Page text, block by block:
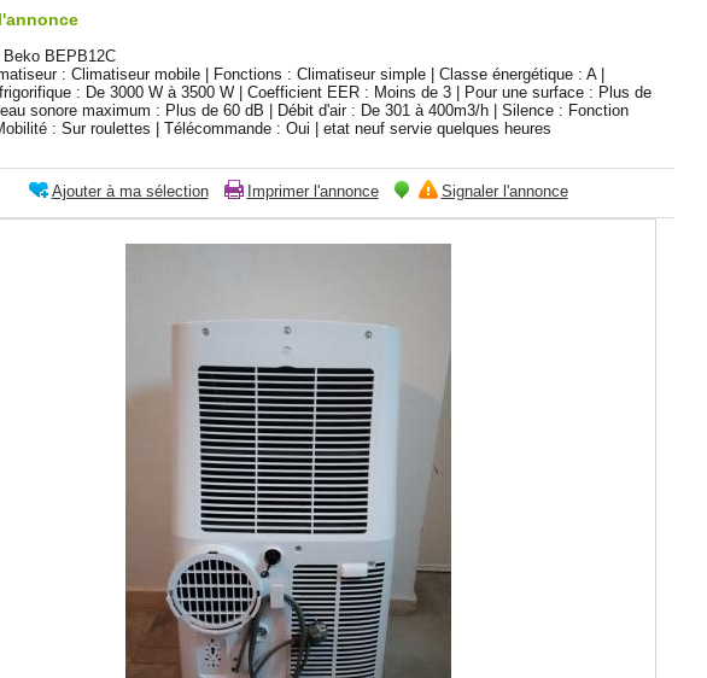
BEPB12C
: Climatiseur mobile | Fonctions : Climatiseur simple | Classe énergétique : A |
: De 3000 W à 3500 W | Coefficient EER : Moins de 3 | Pour une surface : Plus de
sonore maximum : Plus de 60 dB | Débit d'air : De 301 à 400m3/h | Silence : Fonction
: Sur roulettes | Télécommande : Oui | etat neuf servie quelques heures
Ajouter à ma sélection Imprimer l'annonce Signaler l'annonce